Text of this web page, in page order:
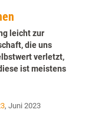
leicht zur
die uns
verletzt,
ist meistens
, Juni 2023